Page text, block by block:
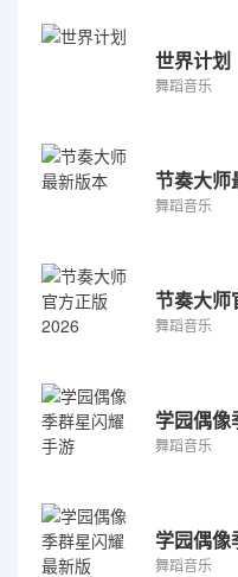
世界计划
舞蹈音乐
节奏大师
舞蹈音乐
节奏大师
舞蹈音乐
学园偶像
舞蹈音乐
学园偶像
舞蹈音乐